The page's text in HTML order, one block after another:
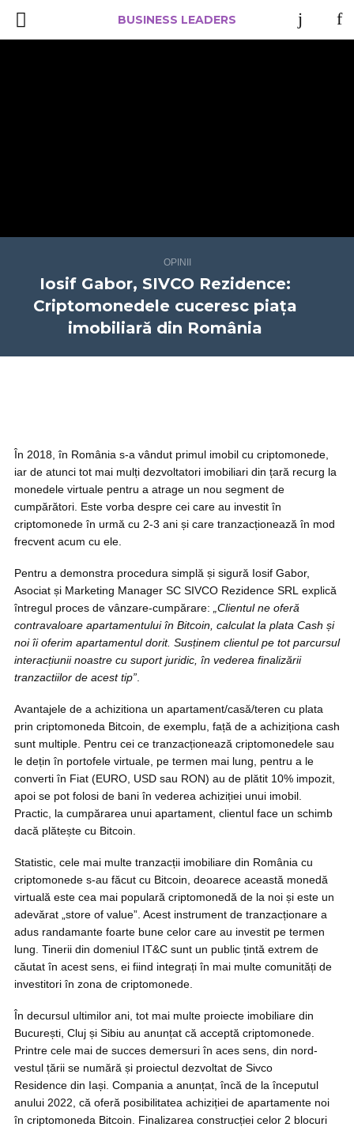
BUSINESS LEADERS
OPINII
Iosif Gabor, SIVCO Rezidence:
Criptomonedele cuceresc piața
imobiliară din România
În 2018, în România s-a vândut primul imobil cu criptomonede,
iar de atunci tot mai mulți dezvoltatori imobiliari din țară recurg la
monedele virtuale pentru a atrage un nou segment de
cumpărători. Este vorba despre cei care au investit în
criptomonede în urmă cu 2-3 ani și care tranzacționează în mod
frecvent acum cu ele.
Pentru a demonstra procedura simplă și sigură Iosif Gabor,
Asociat și Marketing Manager SC SIVCO Rezidence SRL explică
întregul proces de vânzare-cumpărare:
„Clientul ne oferă
contravaloare apartamentului în Bitcoin, calculat la plata Cash și
noi îi oferim apartamentul dorit. Susținem clientul pe tot parcursul
interacțiunii noastre cu suport juridic, în vederea finalizării
tranzactiilor de acest tip”
Avantajele de a achizitiona un apartament/casă/teren cu plata
prin criptomoneda Bitcoin, de exemplu, față de a achiziționa cash
sunt multiple. Pentru cei ce tranzacționează criptomonedele sau
le dețin în portofele virtuale, pe termen mai lung, pentru a le
converti în Fiat (EURO, USD sau RON) au de plătit 10% impozit,
apoi se pot folosi de bani în vederea achiziției unui imobil.
Practic, la cumpărarea unui apartament, clientul face un schimb
dacă plătește cu Bitcoin.
Statistic, cele mai multe tranzacții imobiliare din România cu
criptomonede s-au făcut cu Bitcoin, deoarece această monedă
virtuală este cea mai populară criptomonedă de la noi și este un
adevărat „store of value”. Acest instrument de tranzacționare a
adus randamante foarte bune celor care au investit pe termen
lung. Tinerii din domeniul IT&C sunt un public țintă extrem de
căutat în acest sens, ei fiind integrați în mai multe comunități de
investitori în zona de criptomonede.
În decursul ultimilor ani, tot mai multe proiecte imobiliare din
București, Cluj și Sibiu au anunțat că acceptă criptomonede.
Printre cele mai de succes demersuri în aces sens, din nord-
vestul țării se numără și proiectul dezvoltat de Sivco
Residence din Iași. Compania a anunțat, încă de la începutul
anului 2022, că oferă posibilitatea achiziției de apartamente noi
în criptomoneda Bitcoin. Finalizarea construcției celor 2 blocuri